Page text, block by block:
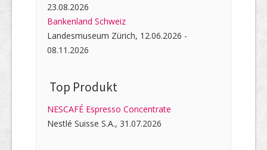
23.08.2026
Bankenland Schweiz
Landesmuseum Zürich, 12.06.2026 -
08.11.2026
Top Produkt
NESCAFÉ Espresso Concentrate
Nestlé Suisse S.A., 31.07.2026